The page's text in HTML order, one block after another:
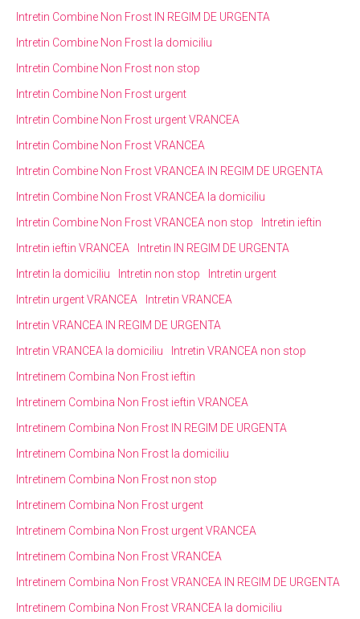
Intretin Combine Non Frost IN REGIM DE URGENTA
Intretin Combine Non Frost la domiciliu
Intretin Combine Non Frost non stop
Intretin Combine Non Frost urgent
Intretin Combine Non Frost urgent VRANCEA
Intretin Combine Non Frost VRANCEA
Intretin Combine Non Frost VRANCEA IN REGIM DE URGENTA
Intretin Combine Non Frost VRANCEA la domiciliu
Intretin Combine Non Frost VRANCEA non stop
Intretin ieftin
Intretin ieftin VRANCEA
Intretin IN REGIM DE URGENTA
Intretin la domiciliu
Intretin non stop
Intretin urgent
Intretin urgent VRANCEA
Intretin VRANCEA
Intretin VRANCEA IN REGIM DE URGENTA
Intretin VRANCEA la domiciliu
Intretin VRANCEA non stop
Intretinem Combina Non Frost ieftin
Intretinem Combina Non Frost ieftin VRANCEA
Intretinem Combina Non Frost IN REGIM DE URGENTA
Intretinem Combina Non Frost la domiciliu
Intretinem Combina Non Frost non stop
Intretinem Combina Non Frost urgent
Intretinem Combina Non Frost urgent VRANCEA
Intretinem Combina Non Frost VRANCEA
Intretinem Combina Non Frost VRANCEA IN REGIM DE URGENTA
Intretinem Combina Non Frost VRANCEA la domiciliu